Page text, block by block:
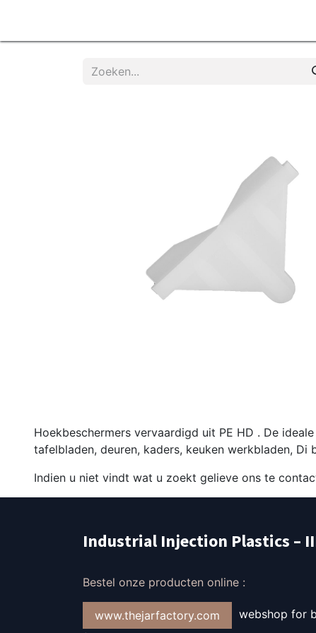
Hoekbeschermers vervaardigd uit PE HD . De
tafelbladen, deuren, kaders, keuken werkbladen,
Indien u niet vindt wat u zoekt gelieve ons te
Industrial Injection Plastics –
Bestel onze producten online :
www.thejarfactory.com
webshop for